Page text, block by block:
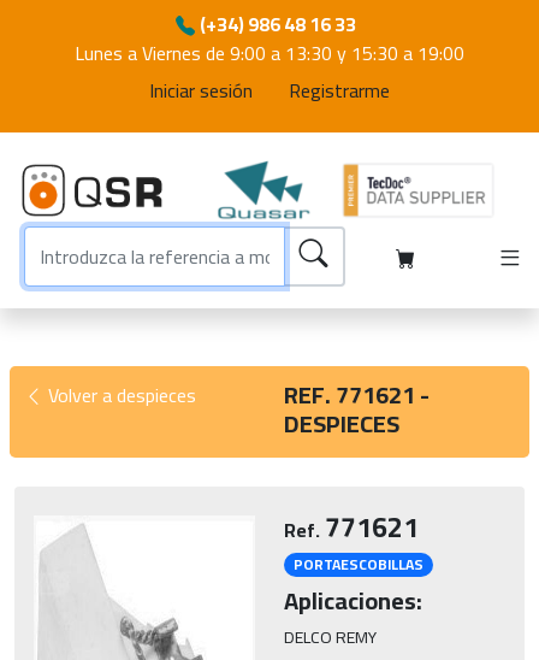
(+34) 986 48 16 33
Lunes a Viernes de 9:00 a 13:30 y 15:30 a 19:00
Iniciar sesión
Registrarme
Volver a despieces REF. 771621 -
DESPIECES
Ref.771621
PORTAESCOBILLAS
Aplicaciones:
DELCO REMY